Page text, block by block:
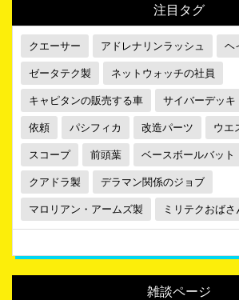
注目タグ
クエーサー アドレナリンラッシュ ヘ
ゼータテク製 ネットウォッチの社員
キャピタンの販売する車 サイバーデッキ
依頼 パシフィカ 改造パーツ ウエ
スコープ 前頭葉 ベースボールバット
クアドラ製 デラマン関係のジョブ
マロリアン・アームズ製 ミリテクおばさ
雑談ページ